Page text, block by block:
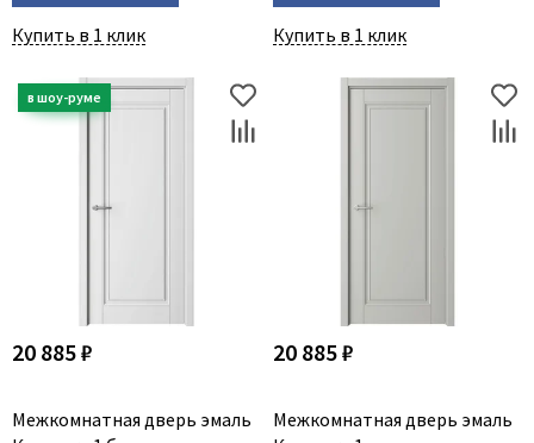
Купить в 1 клик Купить в 1 клик
20 885 ₽
Межкомнатная дверь эмаль
20 885 ₽
Межкомнатная дверь эмаль